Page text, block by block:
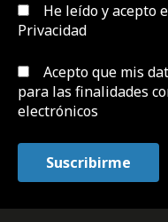
He leído y acepto
Privacidad
Acepto que mis
para las finalidades
electrónicos